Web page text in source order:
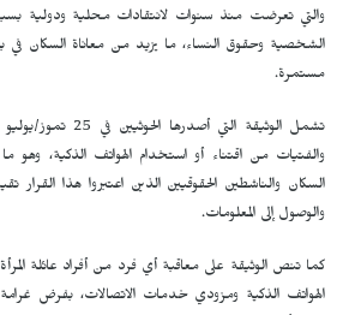
والتي تعرضت منذ سنوات لانتقادات محلية ودولية
الشخصية وحقوق النساء، ما يزيد من معاناة السكان
مستمرة.
تشمل الوثيقة التي أصدرها
والفتيات من اقتناء أو استخدام الهواتف الذكية، وهو
السكان والناشطين الحقوقيين الذين اعتبروا هذا القرار
والوصول إلى المعلومات.
كما تنص الوثيقة على معاقبة أي فرد من أفراد عائلة المرأة
الهواتف الذكية ومزودي خدمات الاتصالات، بفرض